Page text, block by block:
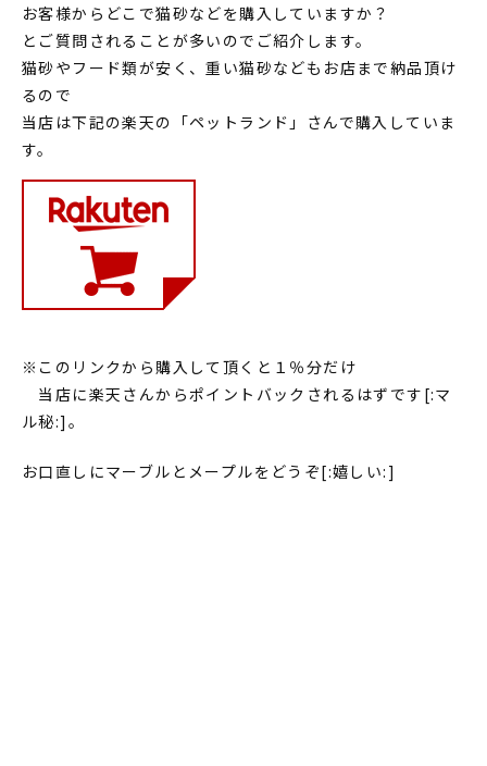
お客様からどこで猫砂などを購入していますか？
とご質問されることが多いのでご紹介します。
猫砂やフード類が安く、重い猫砂などもお店まで納品頂け
るので
当店は下記の楽天の「ペットランド」さんで購入していま
す。
※このリンクから購入して頂くと１％分だけ
当店に楽天さんからポイントバックされるはずです[:マ
ル秘:]。
お口直しにマーブルとメープルをどうぞ[:嬉しい:]